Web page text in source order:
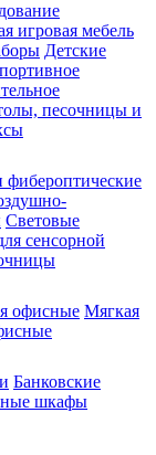
игровая мебель
Детские
песочницы и
фибероптические
Световые
сенсорной
офисные Мягкая
Банковские
шкафы